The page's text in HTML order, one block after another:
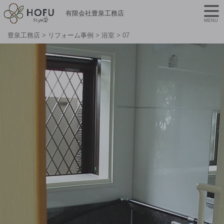
有限会社豊泉工務店
豊泉工務店 > リフォーム事例 > 浴室 > 07
MENU